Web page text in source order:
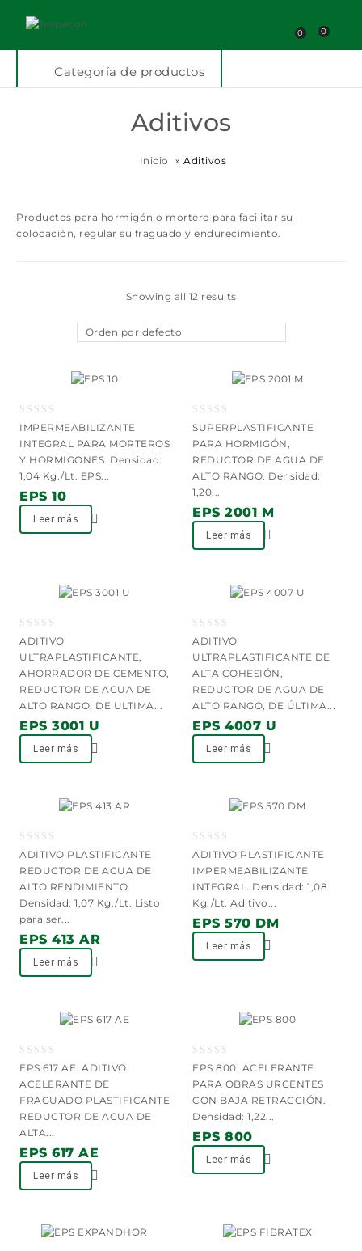
0 0
Categoría de productos
Aditivos
Inicio »Aditivos
Productos para hormigón o mortero para facilitar su
colocación, regular su fraguado y endurecimiento.
Showing all 12 results
Orden por defecto
0
out
of
5
IMPERMEABILIZANTE
INTEGRAL PARA MORTEROS
Y HORMIGONES. Densidad:
1,04 Kg./Lt. EPS...
EPS 10
Leer más
0
out
of
5
SUPERPLASTIFICANTE
PARA HORMIGÓN,
REDUCTOR DE AGUA DE
ALTO RANGO. Densidad:
1,20...
EPS 2001 M
Leer más
0
out
of
5
ADITIVO
ULTRAPLASTIFICANTE,
AHORRADOR DE CEMENTO,
REDUCTOR DE AGUA DE
ALTO RANGO, DE ULTIMA...
EPS 3001 U
Leer más
0
out
of
5
ADITIVO
ULTRAPLASTIFICANTE DE
ALTA COHESIÓN,
REDUCTOR DE AGUA DE
ALTO RANGO, DE ÚLTIMA...
EPS 4007 U
Leer más
0
out
of
5
ADITIVO PLASTIFICANTE
REDUCTOR DE AGUA DE
ALTO RENDIMIENTO.
Densidad: 1,07 Kg./Lt. Listo
para ser...
EPS 413 AR
Leer más
0
out
of
5
ADITIVO PLASTIFICANTE
IMPERMEABILIZANTE
INTEGRAL. Densidad: 1,08
Kg./Lt. Aditivo...
EPS 570 DM
Leer más
0
out
of
5
EPS 617 AE: ADITIVO
ACELERANTE DE
FRAGUADO PLASTIFICANTE
REDUCTOR DE AGUA DE
ALTA...
EPS 617 AE
Leer más
0
out
of
5
EPS 800: ACELERANTE
PARA OBRAS URGENTES
CON BAJA RETRACCIÓN.
Densidad: 1,22...
EPS 800
Leer más